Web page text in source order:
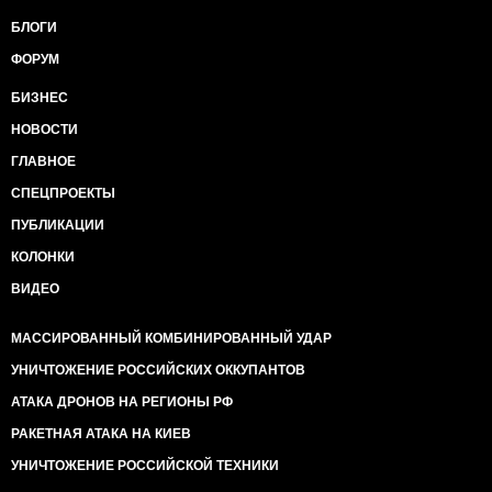
БЛОГИ
ФОРУМ
БИЗНЕС
НОВОСТИ
ГЛАВНОЕ
СПЕЦПРОЕКТЫ
ПУБЛИКАЦИИ
КОЛОНКИ
ВИДЕО
МАССИРОВАННЫЙ КОМБИНИРОВАННЫЙ УДАР
УНИЧТОЖЕНИЕ РОССИЙСКИХ ОККУПАНТОВ
АТАКА ДРОНОВ НА РЕГИОНЫ РФ
РАКЕТНАЯ АТАКА НА КИЕВ
УНИЧТОЖЕНИЕ РОССИЙСКОЙ ТЕХНИКИ